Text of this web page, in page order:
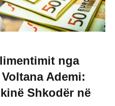
nga
Ademi:
Shkodër në